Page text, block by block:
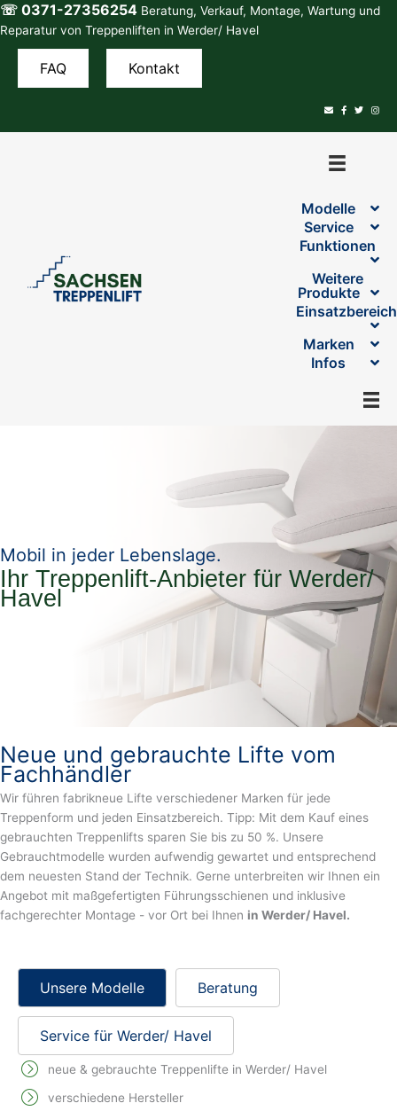
Zum
Inhalt
springen
☏ 0371-27356254 Beratung, Verkauf, Montage, Wartung und
Reparatur von Treppenliften in Werder/ Havel
FAQ Kontakt
Modelle
Service
Funktionen
Weitere
Produkte
Marken
Infos
Mobil in jeder Lebenslage.
Ihr Treppenlift-Anbieter für Werder/
Havel
Neue und gebrauchte Lifte vom
Fachhändler
Wir führen fabrikneue Lifte verschiedener Marken für jede
Treppenform und jeden Einsatzbereich. Tipp: Mit dem Kauf eines
gebrauchten Treppenlifts sparen Sie bis zu 50 %. Unsere
Gebrauchtmodelle wurden aufwendig gewartet und entsprechend
dem neuesten Stand der Technik. Gerne unterbreiten wir Ihnen ein
Angebot mit maßgefertigten Führungsschienen und inklusive
fachgerechter Montage - vor Ort bei Ihnen in Werder/ Havel.
Unsere Modelle Beratung
Service für Werder/ Havel
neue & gebrauchte Treppenlifte in Werder/ Havel
verschiedene Hersteller